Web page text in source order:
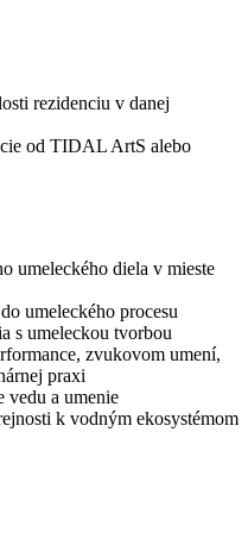
rezidenciu v danej
od TIDAL ArtS alebo
umeleckého diela v mieste
umeleckého procesu
s umeleckou tvorbou
zvukovom umení,
praxi
vedu a umenie
k vodným ekosystémom